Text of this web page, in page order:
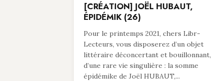
[CRÉATION] JOËL HUBAUT,
ÉPIDÉMIK (26)
Pour le printemps 2021, chers Libr-
Lecteurs, vous disposerez d’un objet
littéraire déconcertant et bouillonnant,
d’une rare vie singulière : la somme
épidémike de Joël HUBAUT,...